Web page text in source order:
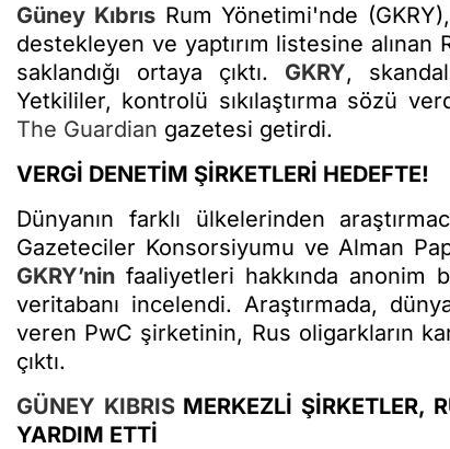
Güney KıbrısRum Yönetimi'nde (GKRY),
destekleyen ve yaptırım listesine alınan
saklandığı ortaya çıktı. GKRY,
Yetkililer, kontrolü sıkılaştırma sözü
The Guardian gazetesi getirdi.
VERGİ DENETİM ŞİRKETLERİ HEDEFTE!
Dünyanın farklı ülkelerinden
Gazeteciler Konsorsiyumu ve Alman
GKRY’nin faaliyetleri hakkında anonim
veritabanı incelendi. Araştırmada,
veren PwC şirketinin, Rus oligarkların
çıktı.
GÜNEY KIBRISMERKEZLİ ŞİRKETLER,
YARDIM ETTİ